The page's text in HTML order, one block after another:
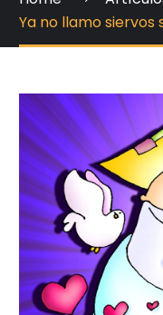
Ya no llamo siervos